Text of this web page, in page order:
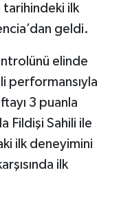
tarihindeki ilk
geldi.
elinde
performansıyla
3 puanla
Fildişi Sahili ile
ilk deneyimini
ilk